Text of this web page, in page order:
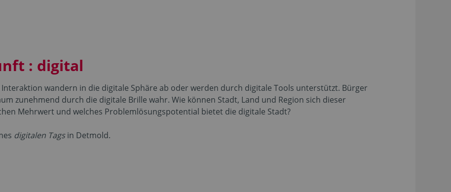
: digital
wandern in die digitale Sphäre ab oder werden durch digitale Tools unterstützt. Bürger
zunehmend durch die digitale Brille wahr. Wie können Stadt, Land und Region sich dieser
Mehrwert und welches Problemlösungspotential bietet die digitale Stadt?
digitalen Tagsin Detmold.